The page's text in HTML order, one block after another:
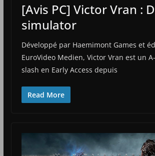
[Avis PC] Victor Vran :
simulator
Développé par Haemimont Games et
EuroVideo Medien, Victor Vran est un
slash en Early Access depuis
Read More